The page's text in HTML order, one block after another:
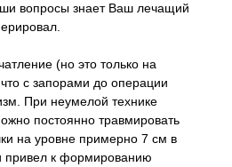
вопросы знает Ваш лечащий
(но это только на
с запорами до операции
При неумелой технике
постоянно травмировать
на уровне примерно 7 см в
привел к формированию